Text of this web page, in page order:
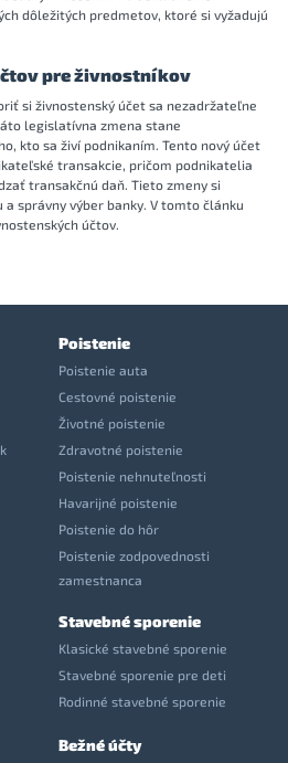
dôležitých predmetov, ktoré si vyžadujú
pre živnostníkov
si živnostenský účet sa nezadržateľne
legislatívna zmena stane
kto sa živí podnikaním. Tento nový účet
transakcie, pričom podnikatelia
transakčnú daň. Tieto zmeny si
správny výber banky. V tomto článku
účtov.
Poistenie
Poistenie auta
Cestovné poistenie
Životné poistenie
Zdravotné poistenie
Poistenie nehnuteľnosti
Havarijné poistenie
Poistenie do hôr
Poistenie zodpovednosti
zamestnanca
Stavebné sporenie
Klasické stavebné sporenie
Stavebné sporenie pre deti
Rodinné stavebné sporenie
Bežné účty